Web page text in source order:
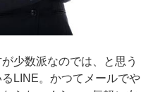
少数派なのでは、と思う
LINE。かつてメールでや